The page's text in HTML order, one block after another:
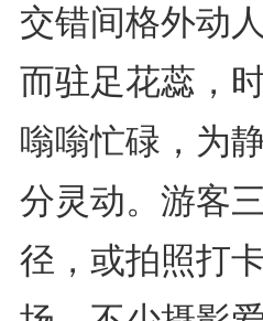
交错间格外动
而驻足花蕊，
嗡嗡忙碌，为
分灵动。游客
径，或拍照打